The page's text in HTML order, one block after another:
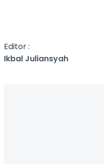
Editor :
Ikbal Juliansyah